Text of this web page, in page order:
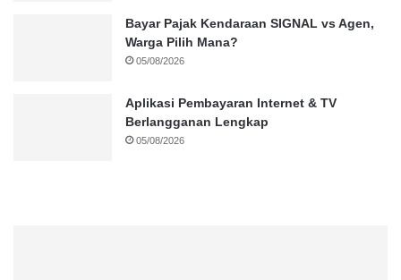
Bayar Pajak Kendaraan SIGNAL vs Agen,
Warga Pilih Mana?
05/08/2026
Aplikasi Pembayaran Internet & TV
Berlangganan Lengkap
05/08/2026